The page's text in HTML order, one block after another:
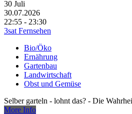
30 Juli
30.07.2026
22:55 - 23:30
3sat Fernsehen
Bio/Öko
Ernährung
Gartenbau
Landwirtschaft
Obst und Gemüse
Selber garteln - lohnt das? - Die
More Info